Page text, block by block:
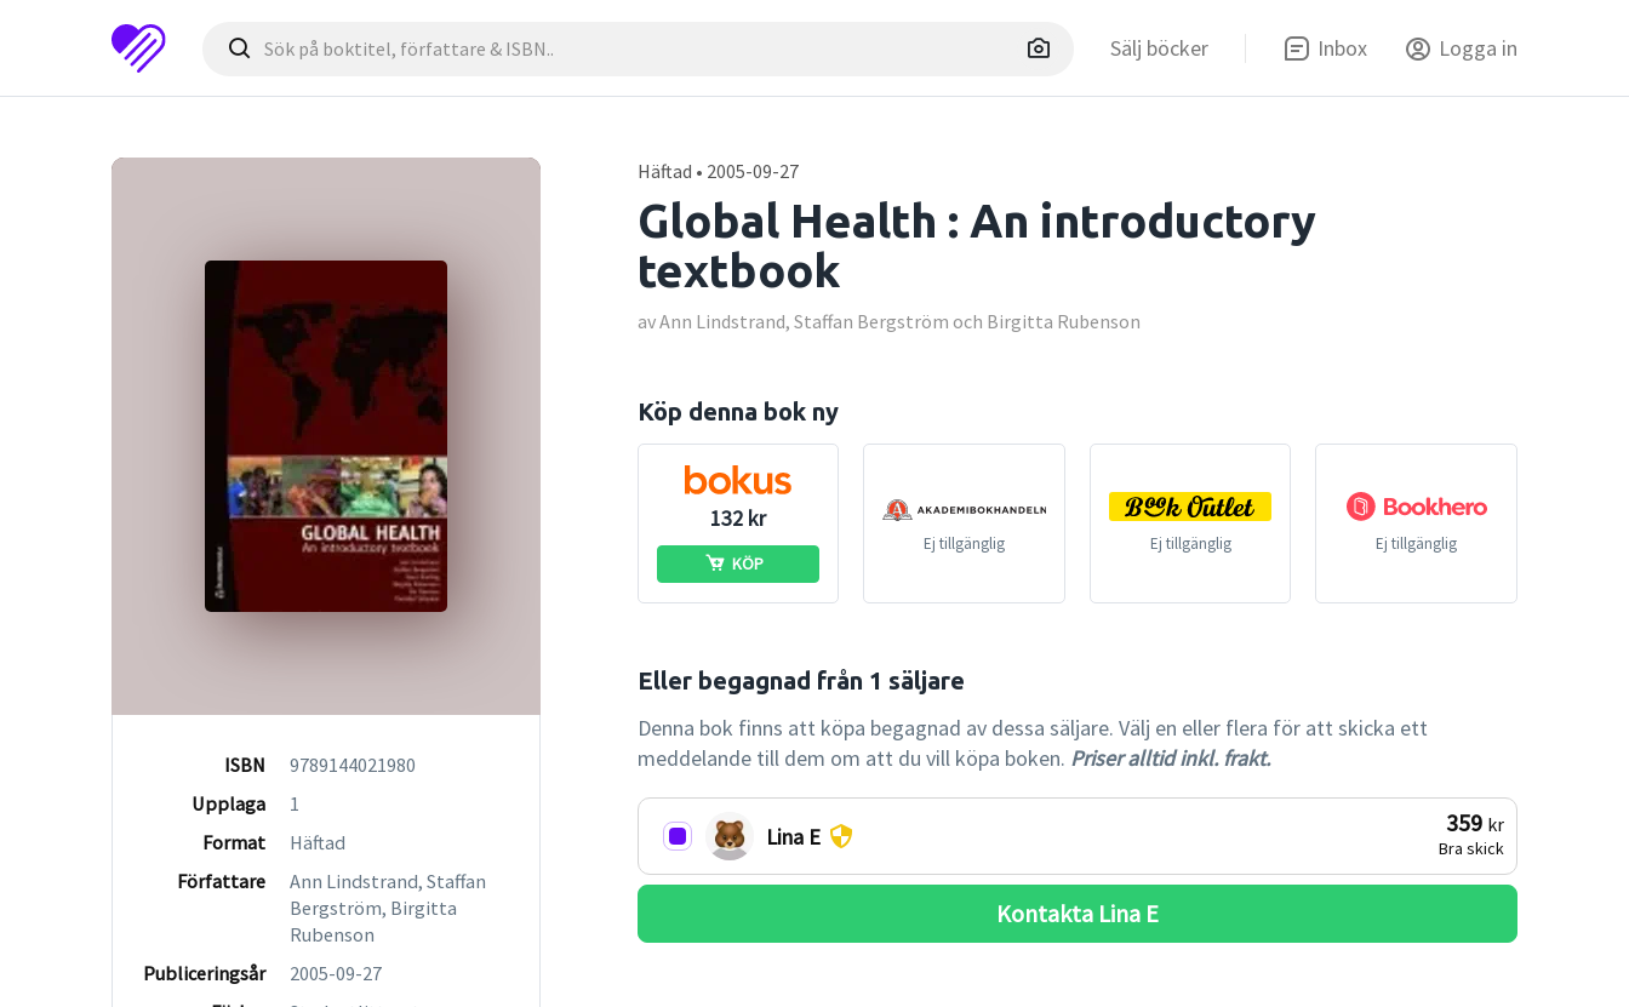
Sälj böcker Inbox Logga in
ISBN
9789144021980
Upplaga
1
Format
Häftad
Författare
Ann Lindstrand, Staffan
Bergström, Birgitta
Rubenson
Publiceringsår
2005-09-27
Häftad • 2005-09-27
Global Health : An introductory
textbook
av Ann Lindstrand, Staffan Bergström och Birgitta Rubenson
Köp denna bok ny
132 kr
KÖP
Ej tillgänglig Ej tillgänglig Ej tillgänglig
Denna bok finns att köpa begagnad av dessa säljare. Välj en eller flera för att skicka ett
meddelande till dem om att du vill köpa boken. Priser alltid inkl. frakt.
Lina E 359 kr
Bra skick
Kontakta Lina E